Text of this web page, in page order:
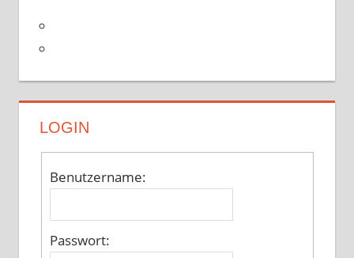
LOGIN
Benutzername:
Passwort: